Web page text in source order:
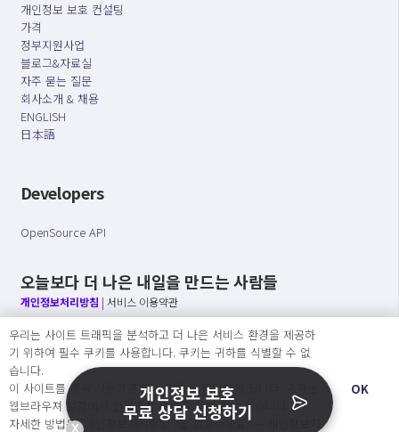
개인정보 보호 컨설팅
가격
정부지원사업
블로그&자료실
자주 묻는 질문
회사소개 & 채용
ENGLISH
日本語
Developers
OpenSource API
오늘보다 더 나은 내일을 만드는 사람들
개인정보처리방침 | 서비스 이용약관
○ 개인정보보호 컴플라이언스를 선도하겠습니다.
○ 정보주체의 권리를 보장하겠습니다.
○ 기업의 개인정보보호를 위한 효율적 관리를 보장하겠습니다.
우리는 사이트 트래픽을 분석하고 더 나은 서비스 환경을 제공하
기 위하여 필수 쿠키를 사용합니다. 쿠키는 귀하를 식별할 수 없
습니다.
이 사이트를 계속 사용하면 쿠키 사용에 동의하게 됩니다. 귀하는
웹브라우져 설정에서 언제든지 쿠키를 삭제 할 수있습니다.
자세한 방법은 “개인정보처리방침” 을 참고하세요. →
OK
X
개인정보 보호
무료 상담 신청하기